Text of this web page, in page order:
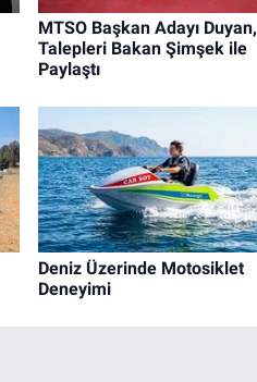
MTSO Başkan Adayı Duyan,
Talepleri Bakan Şimşek ile
Paylaştı
Deniz Üzerinde Motosiklet
Deneyimi